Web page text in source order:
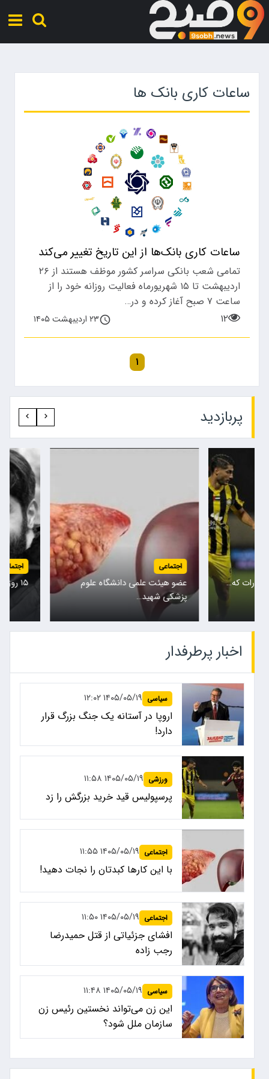
ساعات کاری بانک‌ ها
ساعات کاری بانک‌ها از این تاریخ تغییر می‌کند
تمامی شعب بانکی سراسر کشور موظف هستند از ۲۶
اردیبهشت تا ۱۵ شهریورماه فعالیت روزانه خود را از
ساعت ۷ صبح آغاز کرده و در…
۱۲
۲۳ اردیبهشت ۱۴۰۵
۱
پربازدید‍
که…
اجتماعی
عضو هیئت علمی دانشگاه علوم
پزشکی شهید…
اجتماعی
۱۵ روز بی‌خبری، یک قرار در محله‌ای…
…
اخبار پرطرفدار
سیاسی ۱۴۰۵/۰۵/۱۹ ۱۲:۰۲
اروپا در آستانه یک جنگ بزرگ قرار
دارد!
ورزشی ۱۴۰۵/۰۵/۱۹ ۱۱:۵۸
پرسپولیس قید خرید بزرگش را زد
اجتماعی ۱۴۰۵/۰۵/۱۹ ۱۱:۵۵
با این کارها کبدتان را نجات دهید!
اجتماعی ۱۴۰۵/۰۵/۱۹ ۱۱:۵۰
افشای جزئیاتی از قتل حمیدرضا
رجب زاده
سیاسی ۱۴۰۵/۰۵/۱۹ ۱۱:۴۸
این زن می‌تواند نخستین رئیس زن
سازمان ملل شود؟